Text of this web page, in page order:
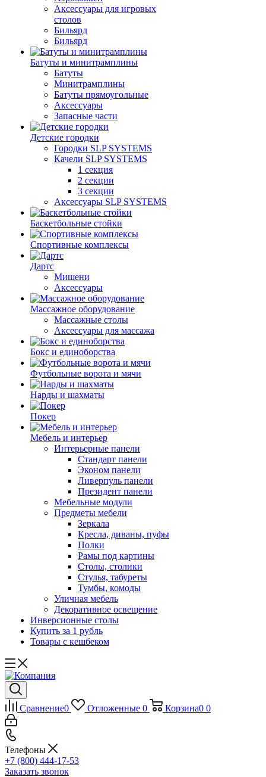
Аксессуары для игровых
столов
Бильяpд
Бильяpд
Батуты и минитрамплины
Батуты
Минитрамплины
Батуты прямоугольные
Аксессуары
Запасные части
Детские городки
Городки SLP SYSTEMS
Качели SLP SYSTEMS
1 секция
2 секции
3 секции
Аксессуары SLP SYSTEMS
Баскетбольные стойки
Спортивные комплексы
Дартс
Мишени
Аксессуары
Массажное оборудование
Массажные столы
Аксессуары для массажа
Бокс и единоборства
Футбольные ворота и мячи
Нарды и шахматы
Покер
Мебель и интерьер
Интерьерные панели
Стандарт панели
Эконом панели
Ливерпуль панели
Президент панели
Мебельные модули
Предметы мебели
Зеркала
Кресла, диваны, пуфы
Полки
Рамы под картины
Столы, столики
Стулья, табуреты
Тумбы, комоды
Уличная мебель
Декоративное освещение
Инверсионные столы
Купить за 1 рубль
Товары с кешбеком
Сравнение0 Отложенные 0 Корзина0 0
Телефоны
+7 (800) 444-17-53
Заказать звонок